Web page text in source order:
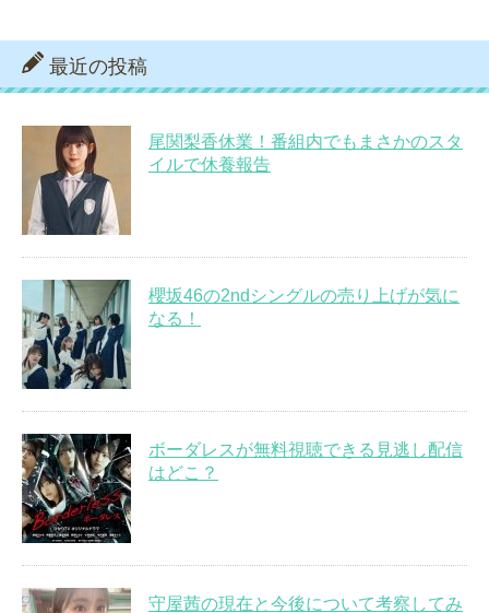
最近の投稿
尾関梨香休業！番組内でもまさかのスタ
イルで休養報告
櫻坂46の2ndシングルの売り上げが気に
なる！
ボーダレスが無料視聴できる見逃し配信
はどこ？
守屋茜の現在と今後について考察してみ